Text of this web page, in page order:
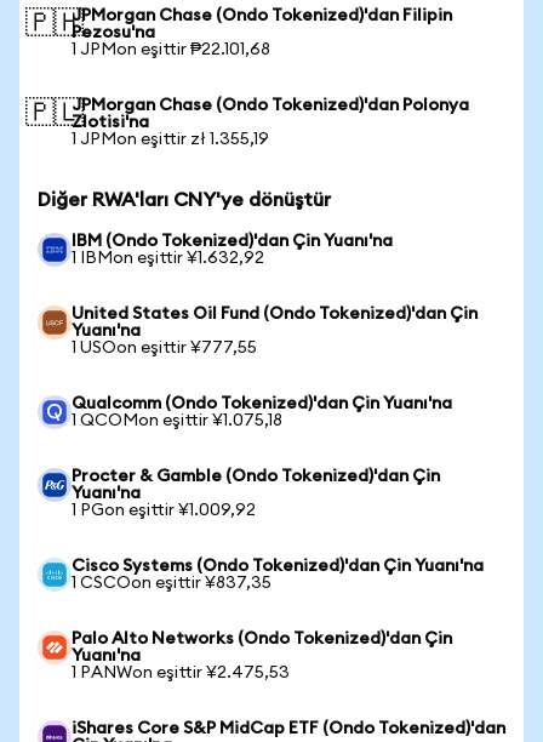
🇵🇭JPMorgan Chase (Ondo Tokenized)'dan Filipin
Pezosu'na
1 JPMon eşittir ₱22.101,68
🇵🇱JPMorgan Chase (Ondo Tokenized)'dan Polonya
Zlotisi'na
1 JPMon eşittir zł 1.355,19
Diğer RWA'ları CNY'ye dönüştür
IBM (Ondo Tokenized)'dan Çin Yuanı'na
1 IBMon eşittir ¥1.632,92
United States Oil Fund (Ondo Tokenized)'dan Çin
Yuanı'na
1 USOon eşittir ¥777,55
Qualcomm (Ondo Tokenized)'dan Çin Yuanı'na
1 QCOMon eşittir ¥1.075,18
Procter & Gamble (Ondo Tokenized)'dan Çin
Yuanı'na
1 PGon eşittir ¥1.009,92
Cisco Systems (Ondo Tokenized)'dan Çin Yuanı'na
1 CSCOon eşittir ¥837,35
Palo Alto Networks (Ondo Tokenized)'dan Çin
Yuanı'na
1 PANWon eşittir ¥2.475,53
iShares Core S&P MidCap ETF (Ondo Tokenized)'dan